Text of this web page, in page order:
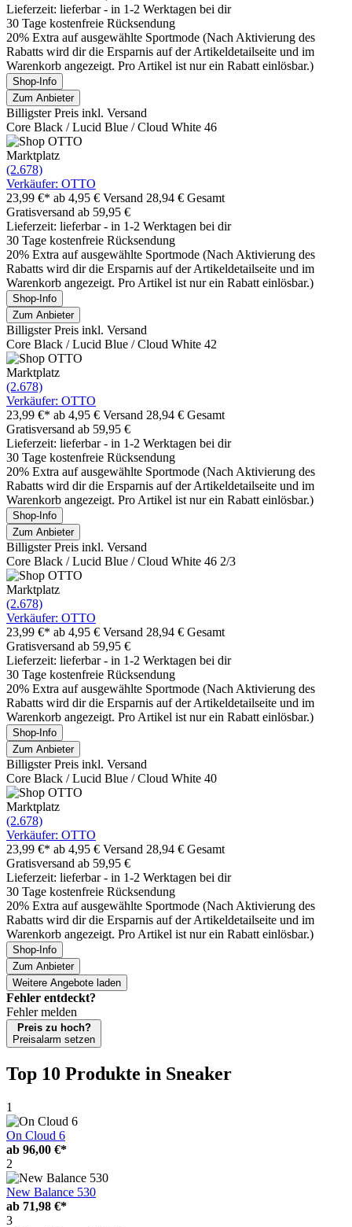
Lieferzeit: lieferbar - in 1-2 Werktagen bei dir
30 Tage kostenfreie Rücksendung
20% Extra auf ausgewählte Sportmode (Nach Aktivierung des
Rabatts wird dir die Ersparnis auf der Artikeldetailseite und im
Warenkorb angezeigt. Pro Artikel ist nur ein Rabatt einlösbar.)
Shop-Info
Zum Anbieter
Billigster Preis inkl. Versand
Core Black / Lucid Blue / Cloud White 46
Marktplatz
(2.678)
Verkäufer: OTTO
23,99 €* ab 4,95 € Versand 28,94 € Gesamt
Gratisversand ab 59,95 €
Lieferzeit: lieferbar - in 1-2 Werktagen bei dir
30 Tage kostenfreie Rücksendung
20% Extra auf ausgewählte Sportmode (Nach Aktivierung des
Rabatts wird dir die Ersparnis auf der Artikeldetailseite und im
Warenkorb angezeigt. Pro Artikel ist nur ein Rabatt einlösbar.)
Shop-Info
Zum Anbieter
Billigster Preis inkl. Versand
Core Black / Lucid Blue / Cloud White 42
Marktplatz
(2.678)
Verkäufer: OTTO
23,99 €* ab 4,95 € Versand 28,94 € Gesamt
Gratisversand ab 59,95 €
Lieferzeit: lieferbar - in 1-2 Werktagen bei dir
30 Tage kostenfreie Rücksendung
20% Extra auf ausgewählte Sportmode (Nach Aktivierung des
Rabatts wird dir die Ersparnis auf der Artikeldetailseite und im
Warenkorb angezeigt. Pro Artikel ist nur ein Rabatt einlösbar.)
Shop-Info
Zum Anbieter
Billigster Preis inkl. Versand
Core Black / Lucid Blue / Cloud White 46 2/3
Marktplatz
(2.678)
Verkäufer: OTTO
23,99 €* ab 4,95 € Versand 28,94 € Gesamt
Gratisversand ab 59,95 €
Lieferzeit: lieferbar - in 1-2 Werktagen bei dir
30 Tage kostenfreie Rücksendung
20% Extra auf ausgewählte Sportmode (Nach Aktivierung des
Rabatts wird dir die Ersparnis auf der Artikeldetailseite und im
Warenkorb angezeigt. Pro Artikel ist nur ein Rabatt einlösbar.)
Shop-Info
Zum Anbieter
Billigster Preis inkl. Versand
Core Black / Lucid Blue / Cloud White 40
Marktplatz
(2.678)
Verkäufer: OTTO
23,99 €* ab 4,95 € Versand 28,94 € Gesamt
Gratisversand ab 59,95 €
Lieferzeit: lieferbar - in 1-2 Werktagen bei dir
30 Tage kostenfreie Rücksendung
20% Extra auf ausgewählte Sportmode (Nach Aktivierung des
Rabatts wird dir die Ersparnis auf der Artikeldetailseite und im
Warenkorb angezeigt. Pro Artikel ist nur ein Rabatt einlösbar.)
Shop-Info
Zum Anbieter
Weitere Angebote laden
Fehler entdeckt?
Fehler melden
Preis zu hoch?
Preisalarm setzen
Top 10 Produkte in Sneaker
1
On Cloud 6
ab 96,00 €*
2
New Balance 530
ab 71,98 €*
3